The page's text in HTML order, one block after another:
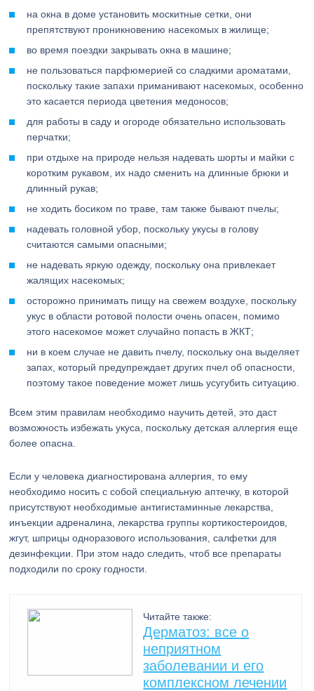
на окна в доме установить москитные сетки, они
препятствуют проникновению насекомых в жилище;
во время поездки закрывать окна в машине;
не пользоваться парфюмерией со сладкими ароматами,
поскольку такие запахи приманивают насекомых, особенно
это касается периода цветения медоносов;
для работы в саду и огороде обязательно использовать
перчатки;
при отдыхе на природе нельзя надевать шорты и майки с
коротким рукавом, их надо сменить на длинные брюки и
длинный рукав;
не ходить босиком по траве, там также бывают пчелы;
надевать головной убор, поскольку укусы в голову
считаются самыми опасными;
не надевать яркую одежду, поскольку она привлекает
жалящих насекомых;
осторожно принимать пищу на свежем воздухе, поскольку
укус в области ротовой полости очень опасен, помимо
этого насекомое может случайно попасть в ЖКТ;
ни в коем случае не давить пчелу, поскольку она выделяет
запах, который предупреждает других пчел об опасности,
поэтому такое поведение может лишь усугубить ситуацию.
Всем этим правилам необходимо научить детей, это даст
возможность избежать укуса, поскольку детская аллергия еще
более опасна.
Если у человека диагностирована аллергия, то ему
необходимо носить с собой специальную аптечку, в которой
присутствуют необходимые антигистаминные лекарства,
инъекции адреналина, лекарства группы кортикостероидов,
жгут, шприцы одноразового использования, салфетки для
дезинфекции. При этом надо следить, чтоб все препараты
подходили по сроку годности.
Читайте также:
Дерматоз: все о
неприятном
заболевании и его
комплексном лечении